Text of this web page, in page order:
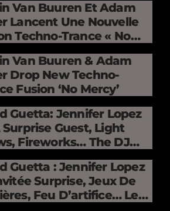
Van Buuren Et Adam
Lancent Une Nouvelle
Techno-Trance « No
»
Van Buuren & Adam
Drop New Techno-
Fusion ‘No Mercy’
Guetta: Jennifer Lopez
Surprise Guest, Light
Fireworks… The DJ
The Stade De
Guetta : Jennifer Lopez
Surprise, Jeux De
Feu D’artifice… Le